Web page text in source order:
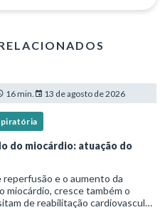
16 min. 13 de agosto de 2026
do miocárdio: atuação do
e o aumento da
miocárdio, cresce também o
de reabilitação cardiovascular